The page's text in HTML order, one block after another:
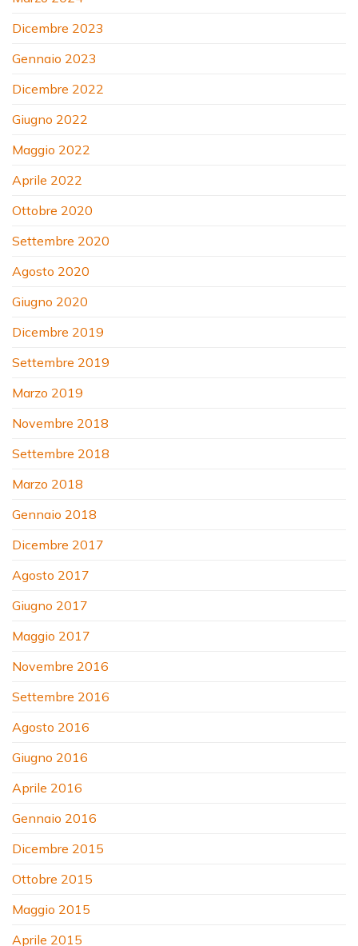
Dicembre 2023
Gennaio 2023
Dicembre 2022
Giugno 2022
Maggio 2022
Aprile 2022
Ottobre 2020
Settembre 2020
Agosto 2020
Giugno 2020
Dicembre 2019
Settembre 2019
Marzo 2019
Novembre 2018
Settembre 2018
Marzo 2018
Gennaio 2018
Dicembre 2017
Agosto 2017
Giugno 2017
Maggio 2017
Novembre 2016
Settembre 2016
Agosto 2016
Giugno 2016
Aprile 2016
Gennaio 2016
Dicembre 2015
Ottobre 2015
Maggio 2015
Aprile 2015